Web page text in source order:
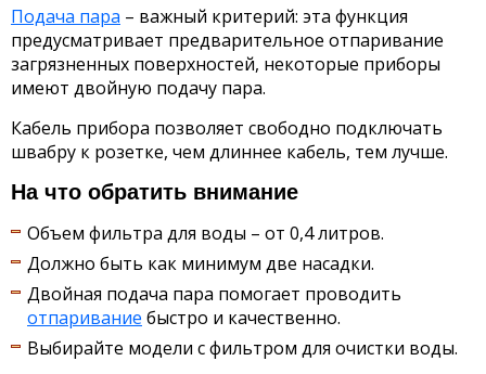
Подача пара – важный критерий: эта функция
предусматривает предварительное отпаривание
загрязненных поверхностей, некоторые приборы
имеют двойную подачу пара.
Кабель прибора позволяет свободно подключать
швабру к розетке, чем длиннее кабель, тем лучше.
На что обратить внимание
Объем фильтра для воды – от 0,4 литров.
Должно быть как минимум две насадки.
Двойная подача пара помогает проводить
отпаривание быстро и качественно.
Выбирайте модели с фильтром для очистки воды.